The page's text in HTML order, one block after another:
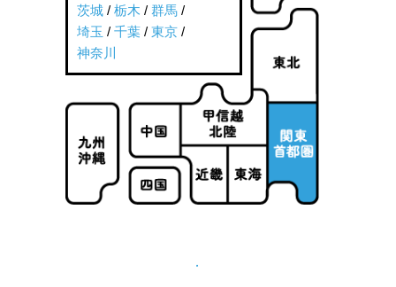
茨城 / 栃木 / 群馬 /
埼玉 / 千葉 / 東京 /
神奈川